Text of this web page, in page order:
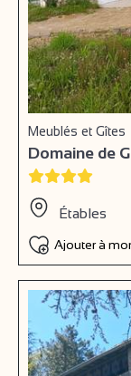
Meublés et Gîtes
Domaine de
Étables
Ajouter à